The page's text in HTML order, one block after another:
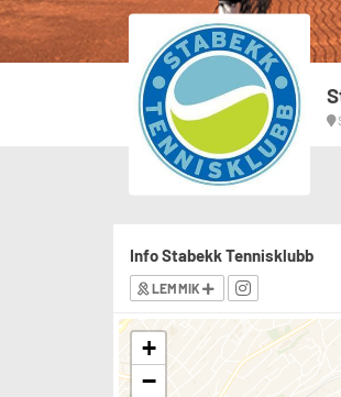
Info Stabekk Tennisklubb
LEMMIK
+
−